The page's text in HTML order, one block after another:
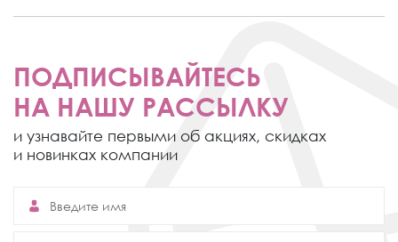
ПОДПИСЫВАЙТЕСЬ
НА НАШУ РАССЫЛКУ
и узнавайте первыми об акциях, скидках
и новинках компании